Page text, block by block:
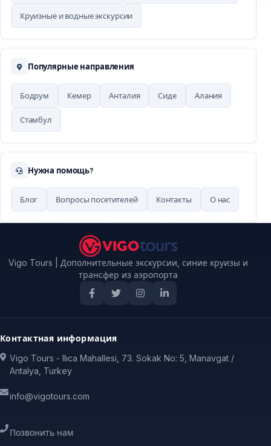
Круизные и водные экскурсии
Популярные направления
Бодрум Кемер Анталия Сиде Алания
Стамбул
Нужна помощь?
Блог Вопросы посетителей Контакты О нас
Vigo Tours | Дополнительные экскурсии, синие круизы и
трансфер из аэропорта
Контактная информация
Vigo Tours - Ilıca Mahallesi, 73. Sokak No: 5, Manavgat /
Antalya, Turkey
info@vigotours.com
Позвонить нам